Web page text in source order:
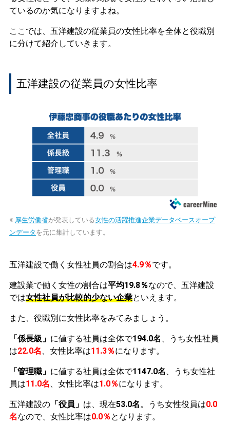
ているのか気になりますよね。
ここでは、五洋建設の従業員の女性比率を全体と役職別
に分けて紹介していきます。
五洋建設の従業員の女性比率
※ 厚生労働省が発表している女性の活躍推進企業データベースオープ
ンデータ を元に集計しています。
五洋建設で働く女性社員の割合は4.9％です。
建設業で働く女性の割合は平均19.8％なので、五洋建設
では女性社員が比較的少ない企業といえます。
また、役職別に女性比率をみてみましょう。
「係長級」 に値する社員は全体で194.0名 、うち女性社員
は22.0名 、女性比率は11.3％になります。
「管理職」 に値する社員は全体で1147.0名 、うち女性社
員は11.0名 、女性比率は1.0％になります。
五洋建設の「役員」 は、現在53.0名。うち女性役員は0.0
名なので、女性比率は0.0％ となります。